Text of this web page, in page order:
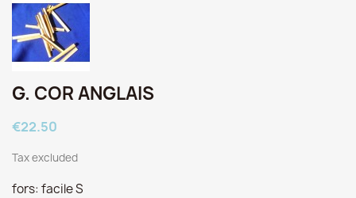
G. COR ANGLAIS
€22.50
Tax excluded
fors: facile S